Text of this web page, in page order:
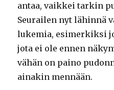
antaa, vaikkei tarkin
Seurailen nyt lähinnä
lukemia, esimerkiksi
jota ei ole ennen
vähän on paino
ainakin mennään.